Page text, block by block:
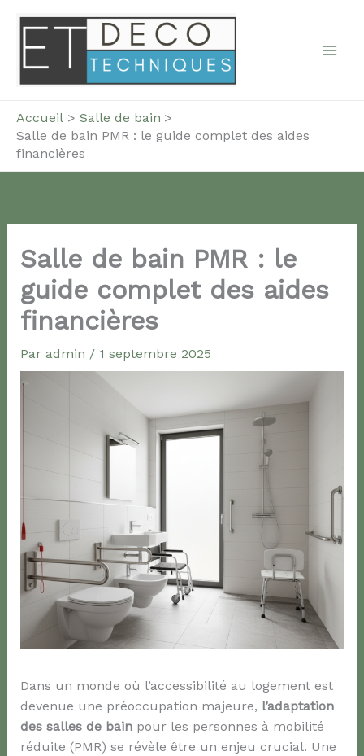
contenu
Accueil
Salle de bain
Salle de bain PMR : le guide complet des aides
financières
Salle de bain PMR : le
guide complet des aides
financières
Par admin / 1 septembre 2025
Dans un monde où l’accessibilité au logement est
devenue une préoccupation majeure, l’adaptation
des salles de bainpour les personnes à mobilité
réduite (PMR) se révèle être un enjeu crucial. Une